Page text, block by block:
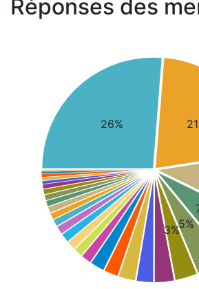
Réponses des
26%
5%
3%